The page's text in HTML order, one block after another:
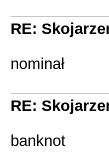
RE:
nominał
RE:
banknot